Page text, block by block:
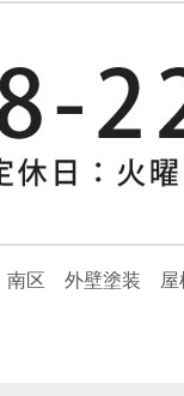
南区 外壁塗装